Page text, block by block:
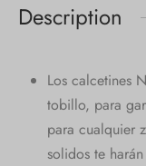
Description
Los calcetines
tobillo, para
para cualquier
solidos te